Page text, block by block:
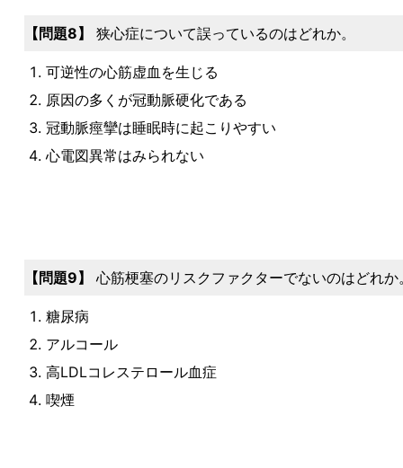
問題8 狭心症について誤っているのはどれか。
可逆性の心筋虚血を生じる
原因の多くが冠動脈硬化である
冠動脈痙攣は睡眠時に起こりやすい
心電図異常はみられない
問題9 心筋梗塞のリスクファクターでないのはどれか
糖尿病
アルコール
高LDLコレステロール血症
喫煙